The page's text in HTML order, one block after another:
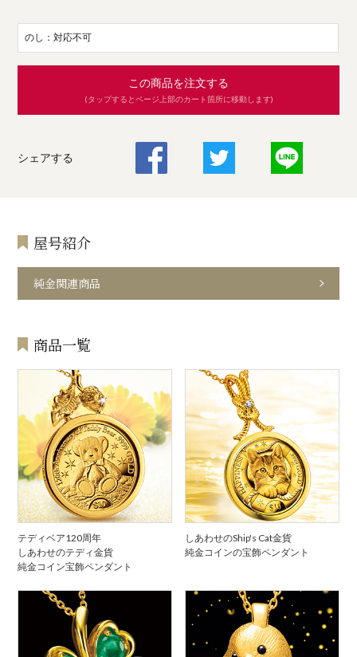
のし：対応不可
この商品を注文する
(タップするとページ上部のカート箇所に移動します)
シェアする
屋号紹介
純金関連商品
商品一覧
テディベア120周年
しあわせのテディ金貨
純金コイン宝飾ペンダント
しあわせのShip's Cat金貨
純金コインの宝飾ペンダント